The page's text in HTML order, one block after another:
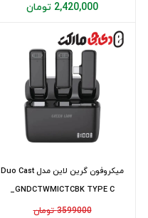
2,420,000 تومان
میکروفون گرین لاین مدل Duo Cast
_GNDCTWMICTCBK TYPE C
3599000 تومان